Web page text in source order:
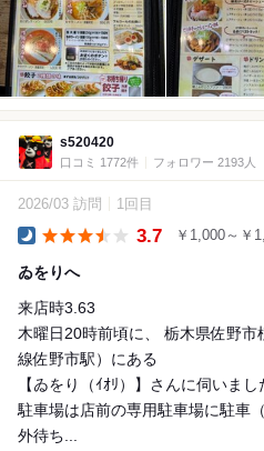
s520420
口コミ 1772件 フォロワー 2193人
2026/03 訪問 1回目
3.7 ￥1,000～￥
ゐをりへ
来店時3.63
木曜日20時前頃に、 栃木県佐野
線佐野市駅）にある
【ゐをり（ｲｵﾘ）】さんに伺いまし
駐車場は店前の専用駐車場に駐車
外待ち...